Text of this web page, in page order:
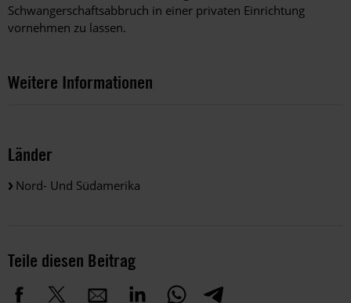
Schwangerschaftsabbruch in einer privaten Einrichtung
vornehmen zu lassen.
Weitere Informationen
Länder
Nord- Und Südamerika
Teile diesen Beitrag